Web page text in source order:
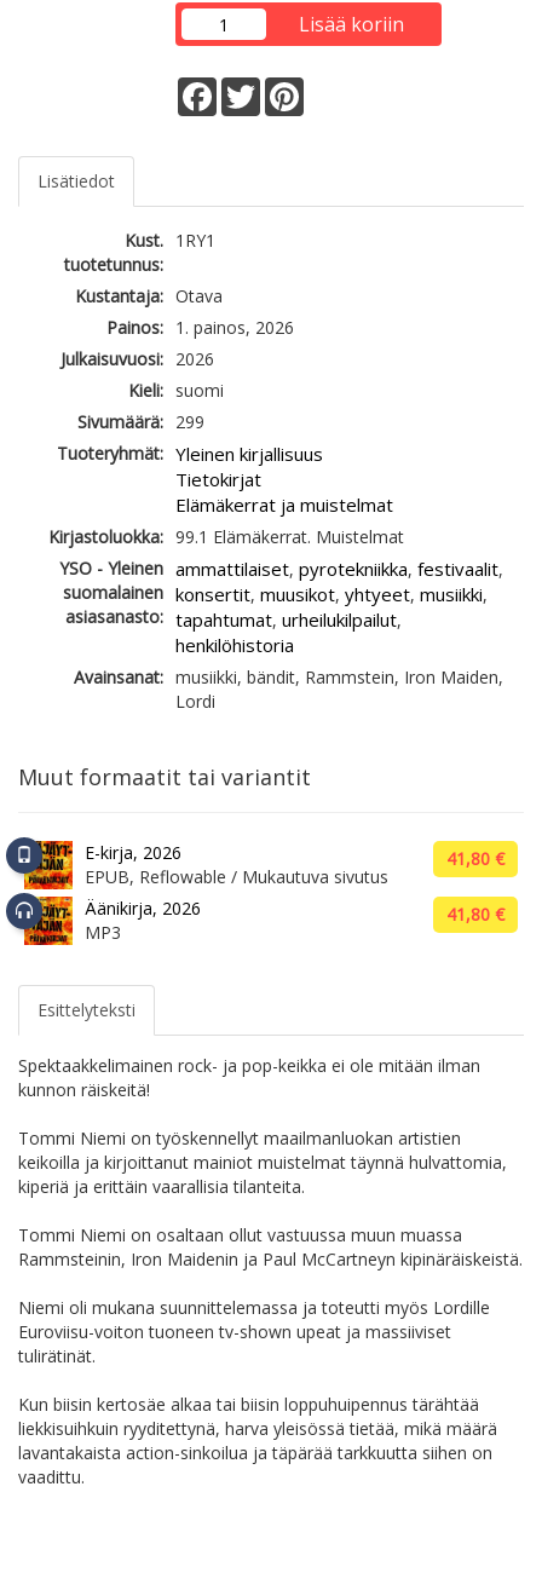
Lisää koriin
Facebook
Twitter
Lisätiedot
Kust.
tuotetunnus:
1RY1
Kustantaja: Otava
Painos: 1. painos, 2026
Julkaisuvuosi: 2026
Kieli: suomi
Sivumäärä: 299
Tuoteryhmät: Yleinen kirjallisuus
Tietokirjat
Elämäkerrat ja muistelmat
Kirjastoluokka: 99.1 Elämäkerrat. Muistelmat
YSO - Yleinen
suomalainen
asiasanasto:
ammattilaiset, pyrotekniikka, festivaalit,
konsertit, muusikot, yhtyeet, musiikki,
tapahtumat, urheilukilpailut,
henkilöhistoria
Avainsanat: musiikki, bändit, Rammstein, Iron Maiden,
Lordi
Muut formaatit tai variantit
E-kirja, 2026
EPUB, Reflowable / Mukautuva sivutus
41,80 €
Äänikirja, 2026
MP3
41,80 €
Esittelyteksti
Spektaakkelimainen rock- ja pop-keikka ei ole mitään ilman
kunnon räiskeitä!
Tommi Niemi on työskennellyt maailmanluokan artistien
keikoilla ja kirjoittanut mainiot muistelmat täynnä hulvattomia,
kiperiä ja erittäin vaarallisia tilanteita.
Tommi Niemi on osaltaan ollut vastuussa muun muassa
Rammsteinin, Iron Maidenin ja Paul McCartneyn kipinäräiskeistä.
Niemi oli mukana suunnittelemassa ja toteutti myös Lordille
Euroviisu-voiton tuoneen tv-shown upeat ja massiiviset
tulirätinät.
Kun biisin kertosäe alkaa tai biisin loppuhuipennus tärähtää
liekkisuihkuin ryyditettynä, harva yleisössä tietää, mikä määrä
lavantakaista action-sinkoilua ja täpärää tarkkuutta siihen on
vaadittu.